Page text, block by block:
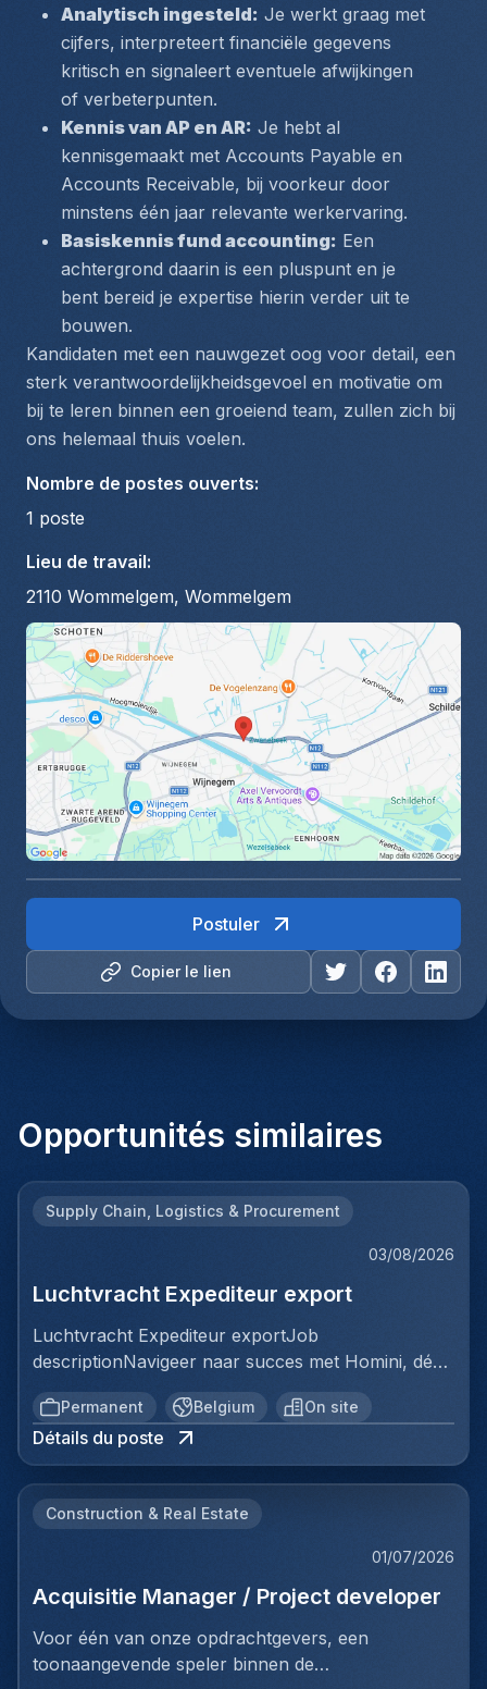
Analytisch ingesteld: Je werkt graag met
cijfers, interpreteert financiële gegevens
kritisch en signaleert eventuele afwijkingen
of verbeterpunten.
Kennis van AP en AR: Je hebt al
kennisgemaakt met Accounts Payable en
Accounts Receivable, bij voorkeur door
minstens één jaar relevante werkervaring.
Basiskennis fund accounting: Een
achtergrond daarin is een pluspunt en je
bent bereid je expertise hierin verder uit te
bouwen.
Kandidaten met een nauwgezet oog voor detail, een
sterk verantwoordelijkheidsgevoel en motivatie om
bij te leren binnen een groeiend team, zullen zich bij
ons helemaal thuis voelen.
Nombre de postes ouverts:
1 poste
Lieu de travail:
2110 Wommelgem, Wommelgem
Copier le lien
Postuler
Opportunités similaires
Supply Chain, Logistics & Procurement
03/08/2026
Luchtvracht Expediteur export
Luchtvracht Expediteur exportJob
descriptionNavigeer naar succes met Homini, dé
brug tussen talent en uitmuntende opportuniteiten
binnen de arbeidsmarkt. Als voorloper in
wervingsdiensten, matchen we toptalent met
topbedrijven in diverse sectoren. Met onze
relaties en succesvolle plaatsingen. Bij Homini staat
keer op keer.Voor ons team logistiek & distributie
zoeken we: Luchtvracht Expediteur export Jouw
functie maak je deel uit van de luchtvrachtafdeling
en zorg je ervoor dat exportdossiers correct en
Permanent Belgium On site
Détails du poste
Construction & Real Estate
01/07/2026
Acquisitie Manager / Project developer
Voor één van onze opdrachtgevers, een
toonaangevende speler binnen de